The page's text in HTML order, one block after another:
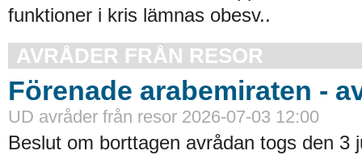
funktioner i kris lämnas obesv..
AVRÅDER FRÅN RESOR
Förenade arabemiraten -
UD avråder från resor 2026-07-03 12:00
Beslut om borttagen avrådan togs den 3